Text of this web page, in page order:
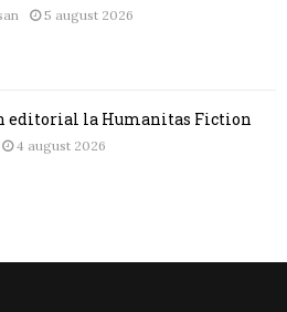
5 august 2026
editorial la Humanitas Fiction
4 august 2026